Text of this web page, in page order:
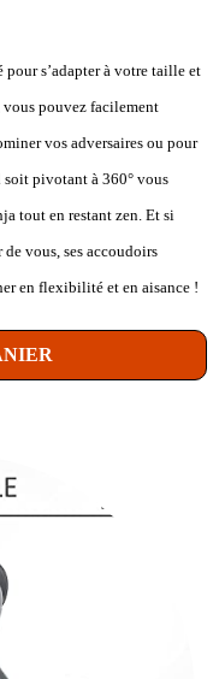
s’adapter à votre taille et
vous pouvez facilement
vos adversaires ou pour
soit pivotant à 360° vous
tout en restant zen. Et si
de vous, ses accoudoirs
en flexibilité et en aisance !